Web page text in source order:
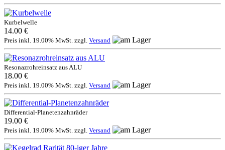
Kurbelwelle
14.00 €
Preis inkl. 19.00% MwSt. zzgl. Versand
Resonazrohreinsatz aus ALU
18.00 €
Preis inkl. 19.00% MwSt. zzgl. Versand
Differential-Planetenzahnräder
19.00 €
Preis inkl. 19.00% MwSt. zzgl. Versand